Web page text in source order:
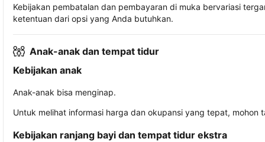
Kebijakan pembatalan dan pembayaran di muka bervariasi
ketentuan dari opsi yang Anda butuhkan.
Anak-anak dan tempat tidur
Kebijakan anak
Anak-anak bisa menginap.
Untuk melihat informasi harga dan okupansi yang tepat,
Kebijakan ranjang bayi dan tempat tidur ekstra